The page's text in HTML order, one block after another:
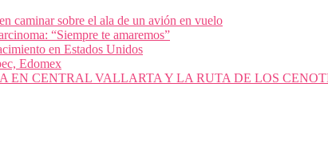
caminar sobre el ala de un avión en vuelo
“Siempre te amaremos”
en Estados Unidos
Edomex
CENTRAL VALLARTA Y LA RUTA DE LOS